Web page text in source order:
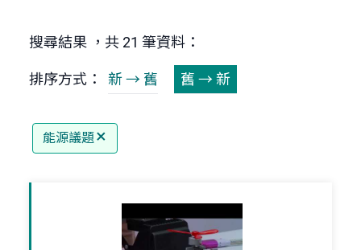
搜尋結果 ，共 21 筆資料：
排序方式： 新 → 舊 舊 → 新
能源議題